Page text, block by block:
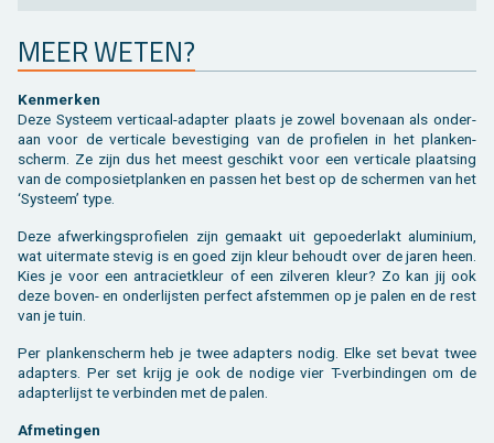
MEER WETEN?
Ken­mer­ken
Deze Sys­teem ver­ti­caal-adap­ter plaats je zowel bo­ven­aan als on­der­
aan voor de ver­ti­ca­le be­ves­ti­ging van de pro­fie­len in het plan­ken­
scherm. Ze zijn dus het meest ge­schikt voor een ver­ti­ca­le plaat­sing
van de com­po­siet­plan­ken en pas­sen het best op de scher­men van het
‘Sys­teem’ type.
Deze af­wer­kings­pro­fie­len zijn ge­maakt uit ge­poe­der­lakt alu­mi­ni­um,
wat ui­ter­ma­te ste­vig is en goed zijn kleur be­houdt over de jaren heen.
Kies je voor een an­tra­ciet­kleur of een zil­ve­ren kleur? Zo kan jij ook
deze boven- en on­der­lijs­ten per­fect af­stem­men op je palen en de rest
van je tuin.
Per plan­ken­scherm heb je twee adap­ters nodig. Elke set bevat twee
adap­ters. Per set krijg je ook de no­di­ge vier T-ver­bin­din­gen om de
adap­ter­lijst te ver­bin­den met de palen.
Af­me­tin­gen